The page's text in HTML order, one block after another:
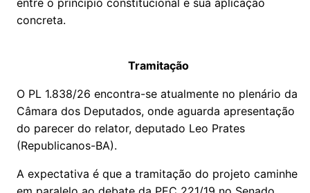
entre o princípio constitucional e sua aplicação
concreta.
Tramitação
O PL 1.838/26 encontra-se atualmente no plenário da
Câmara dos Deputados, onde aguarda apresentação
do parecer do relator, deputado Leo Prates
(Republicanos-BA).
A expectativa é que a tramitação do projeto caminhe